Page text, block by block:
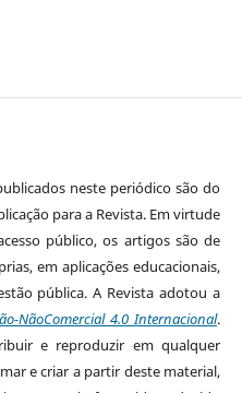
neste periódico são do
para a Revista. Em virtude
público, os artigos são de
em aplicações educacionais,
pública. A Revista adotou a
NãoComercial 4.0 Internacional.
e reproduzir em qualquer
e criar a partir deste material,